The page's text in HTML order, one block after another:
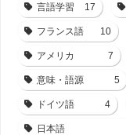
言語学習 17
フランス語 10
アメリカ 7
意味・語源 5
ドイツ語 4
日本語